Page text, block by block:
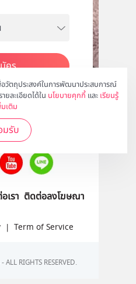
วัตถุประสงค์ในการพัฒนาประสบการณ์
ยละเอียดได้ใน นโยบายคุกกี้ และ เรียนรู้
เติม
มรับ
คร
เราได้ที่
เรา ติดต่อลงโฆษณา
| Term of Service
RIGHTS RESERVED.